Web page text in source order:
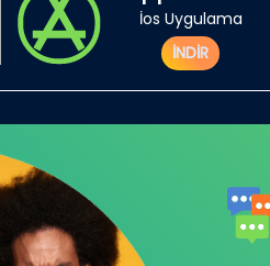
İos Uygulama
İNDİR